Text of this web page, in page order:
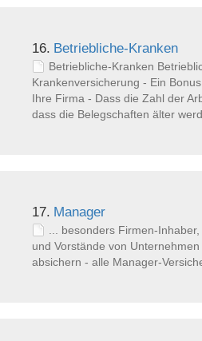
16. Betriebliche-Kranken
Betriebliche-Kranken
Krankenversicherung - Ein
Ihre Firma - Dass die Zahl der
dass die Belegschaften älter
17. Manager
... besonders Firmen-
und Vorstände von
absichern - alle Manager-